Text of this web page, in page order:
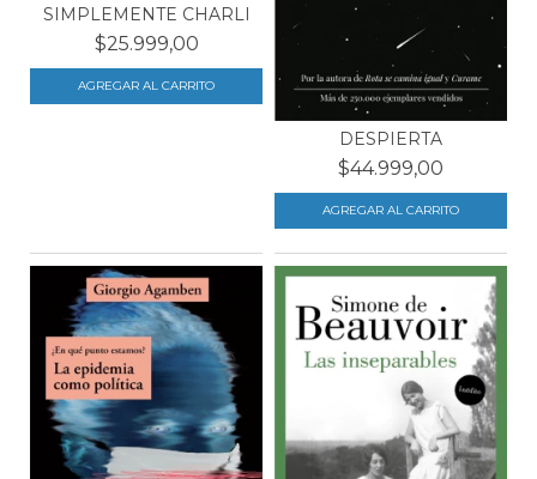
SIMPLEMENTE CHARLI
$25.999,00
DESPIERTA
$44.999,00